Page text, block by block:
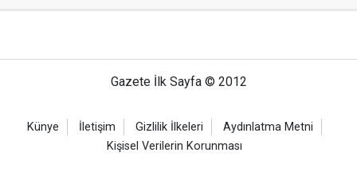
Gazete İlk Sayfa © 2012
Künye İletişim Gizlilik İlkeleri
Aydınlatma Metni
Kişisel Verilerin Korunması